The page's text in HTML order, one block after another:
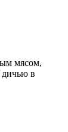
мясом,
дичью в